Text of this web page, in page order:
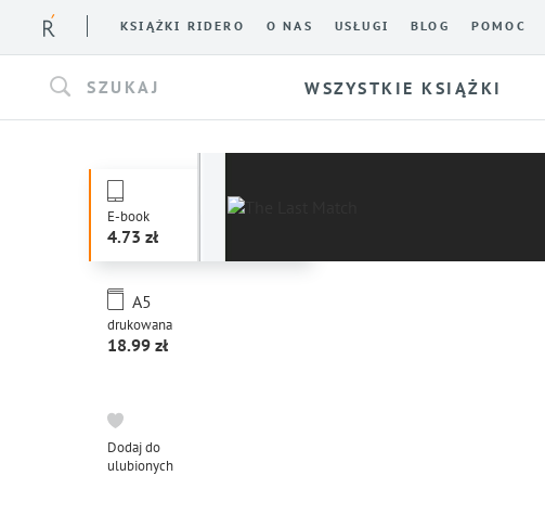
KSIĄŻKI RIDERO O NAS USŁUGI BLOG POMOC
SZUKAJ WSZYSTKIE KSIĄŻKI
E-book
4.73
drukowana
A5
18.99
Dodaj do
ulubionych